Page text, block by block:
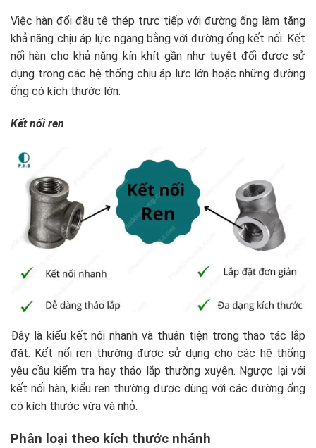
Việc hàn đối đầu tê thép trực tiếp với đường ống làm tăng
khả năng chịu áp lực ngang bằng với đường ống kết nối. Kết
nối hàn cho khả năng kín khít gần như tuyệt đối được sử
dụng trong các hệ thống chịu áp lực lớn hoặc những đường
ống có kích thước lớn.
Kết nối ren
Đây là kiểu kết nối nhanh và thuận tiện trong thao tác lắp
đặt. Kết nối ren thường được sử dụng cho các hệ thống
yêu cầu kiểm tra hay tháo lắp thường xuyên. Ngược lại với
kết nối hàn, kiểu ren thường được dùng với các đường ống
có kích thước vừa và nhỏ.
Phân loại theo kích thước nhánh